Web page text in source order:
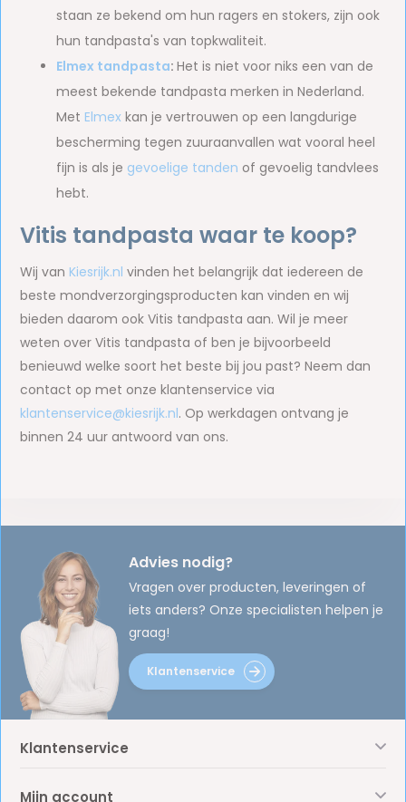
staan ze bekend om hun ragers en stokers, zijn ook
hun tandpasta's van topkwaliteit.
Elmex tandpasta:Het is niet voor niks een van de
meest bekende tandpasta merken in Nederland.
Met Elmex kan je vertrouwen op een langdurige
bescherming tegen zuuraanvallen wat vooral heel
fijn is als je gevoelige tanden of gevoelig tandvlees
hebt.
Vitis tandpasta waar te koop?
Wij van Kiesrijk.nl vinden het belangrijk dat iedereen de
beste mondverzorgingsproducten kan vinden en wij
bieden daarom ook Vitis tandpasta aan. Wil je meer
weten over Vitis tandpasta of ben je bijvoorbeeld
benieuwd welke soort het beste bij jou past? Neem dan
contact op met onze klantenservice via
klantenservice@kiesrijk.nl. Op werkdagen ontvang je
binnen 24 uur antwoord van ons.
Advies nodig?
Vragen over producten, leveringen of
iets anders? Onze specialisten helpen je
graag!
Klantenservice
Klantenservice
Mijn account